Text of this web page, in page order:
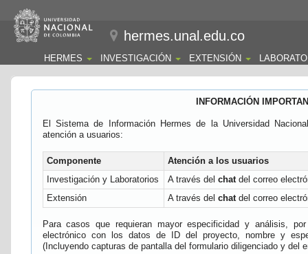
hermes.unal.edu.co
HERMES INVESTIGACIÓN EXTENSIÓN
INFORMACIÓN
El Sistema de Información Hermes de la Universidad
atención a usuarios:
Componente
Atención a los usuarios
Investigación y Laboratorios
A través del chatdel correo
Extensión
A través del chatdel correo
Para casos que requieran mayor especificidad y análisis,
electrónico con los datos de ID del proyecto, nombre y
(Incluyendo capturas de pantalla del formulario diligenciado y del